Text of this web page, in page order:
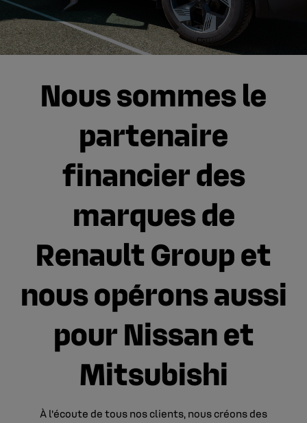
Nous sommes le
partenaire
financier des
marques de
Renault Group et
nous opérons aussi
pour Nissan et
Mitsubishi
À l’écoute de tous nos clients, nous créons des